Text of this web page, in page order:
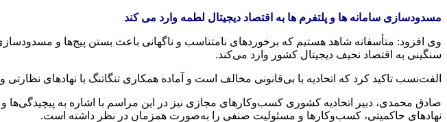
مسدودسازی سامانه ها و پلتفرم ها به اقتصاد دیجیتال لطمه وارد می کند
وی افزود: متأسفانه شاهد هستیم که برخوردهای نامتناسب و ناگهانی باعث بستن پیج‌ها و
سنگینی به اقتصاد نحیف دیجیتال کشور وارد می‌کند.
الفت‌نسب تاکید کرد که اتحادیه با بی‌قانونی مخالف است و آماده همکاری تنگاتنگ با نهادهای
صادق محمدی، دبیر اتحادیه کشوری کسب‌وکارهای مجازی نیز در این مراسم با اشاره به
نهادهای حاکمیتی، کسب‌وکارها و مسئولیت صنفی را به‌صورت همزمان در نظر داشته است.